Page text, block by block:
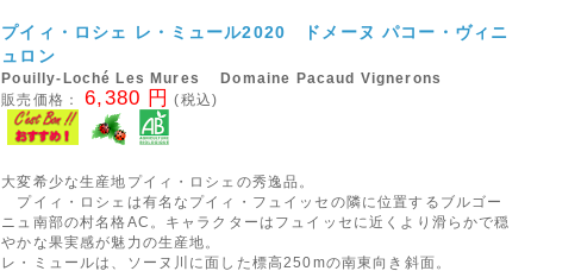
プイィ・ロシェ レ・ミュール2020 ドメーヌ パコー・ヴィニ
ュロン
Pouilly-Loché Les Mures Domaine Pacaud Vignerons
販売価格：6,380 円 (税込)
大変希少な生産地プイィ・ロシェの秀逸品。
プイィ・ロシェは有名なプイィ・フュイッセの隣に位置するブルゴー
ニュ南部の村名格AC。キャラクターはフュイッセに近くより滑らかで穏
やかな果実感が魅力の生産地。
レ・ミュールは、ソーヌ川に面した標高250mの南東向き斜面。